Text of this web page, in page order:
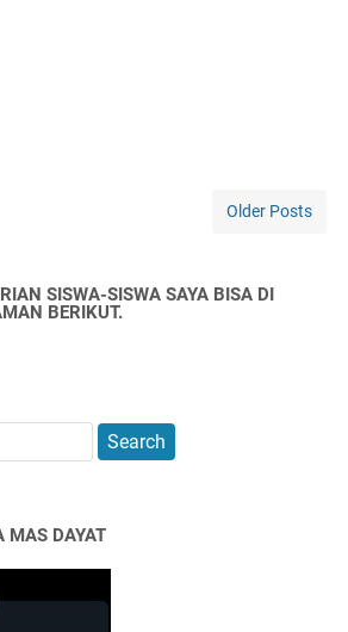
Older Posts
SISWA-SISWA SAYA BISA DI
BERIKUT.
MAS DAYAT